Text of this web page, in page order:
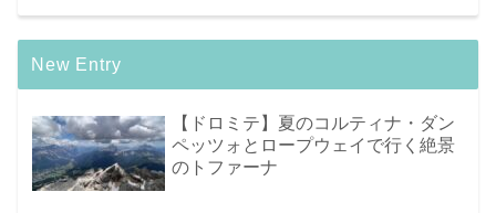
New Entry
【ドロミテ】夏のコルティナ・ダン
ペッツォとロープウェイで行く絶景
のトファーナ